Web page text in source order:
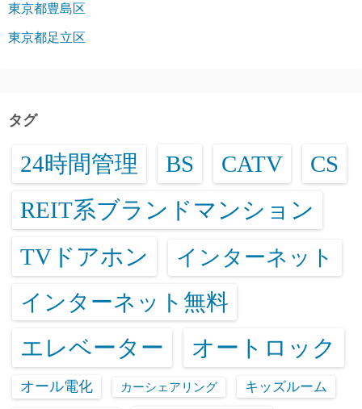
東京都豊島区
東京都足立区
タグ
24時間管理 BS CATV CS
REIT系ブランドマンション
TVドアホン インターネット
インターネット無料
エレベーター オートロック
オール電化 カーシェアリング キッズルーム